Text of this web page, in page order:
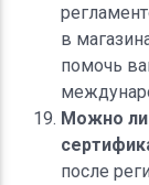
в
помочь
Можно
после